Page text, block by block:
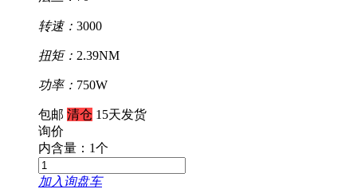
转速： 3000
扭矩： 2.39NM
功率： 750W
包邮 清仓 15天发货
询价
内含量：1个
加入询盘车